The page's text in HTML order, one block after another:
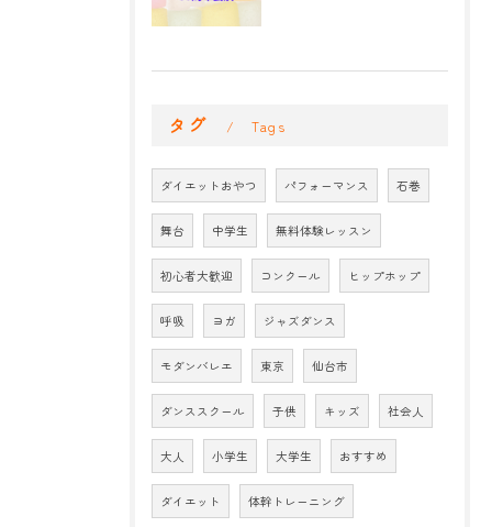
タグ Tags
ダイエットおやつ パフォーマンス 石巻
舞台 中学生 無料体験レッスン
初心者大歓迎 コンクール ヒップホップ
呼吸 ヨガ ジャズダンス
モダンバレエ 東京 仙台市
ダンススクール 子供 キッズ 社会人
大人 小学生 大学生 おすすめ
ダイエット 体幹トレーニング